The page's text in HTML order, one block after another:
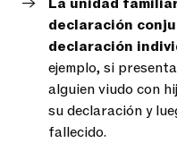
declaración
declaración
ejemplo, si
alguien viudo con
su declaración y
fallecido.